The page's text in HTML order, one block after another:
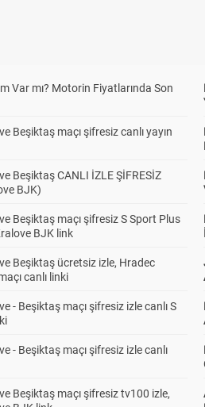
Var mı? Motorin Fiyatlarında Son
Beşiktaş maçı şifresiz canlı yayın
Beşiktaş CANLI İZLE ŞİFRESİZ
BJK)
Beşiktaş maçı şifresiz S Sport Plus
BJK link
Beşiktaş ücretsiz izle, Hradec
canlı linki
- Beşiktaş maçı şifresiz izle canlı S
- Beşiktaş maçı şifresiz izle canlı
Beşiktaş maçı şifresiz tv100 izle,